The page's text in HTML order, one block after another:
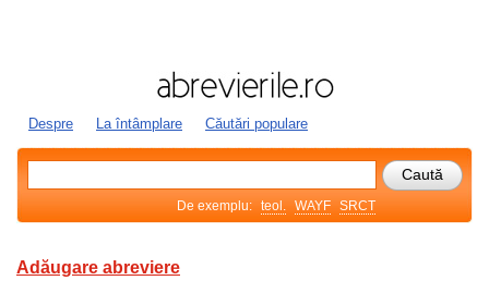
Despre La întâmplare Căutări populare
De exemplu: teol. WAYF SRCT
Adăugare abreviere